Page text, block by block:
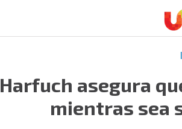
Harfuch asegura
mientras sea